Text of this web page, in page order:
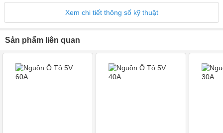
Xem chi tiết thông số kỹ thuật
Sản phẩm liên quan